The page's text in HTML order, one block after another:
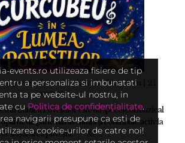
povestilor – Orchestra Curcubeu | 21
august
în Lumea Poveștilor este un spectacol muzical
devin parte din aventură și contribuie activ la
desfășurarea poveștii. &#...
events.ro utilizeaza fisiere de tip
a personaliza si imbunatati
ta pe website-ul nostru, in
cu Politica de confidențialitate.
navigarii presupune ca esti de
cookie-urilor de catre noi!